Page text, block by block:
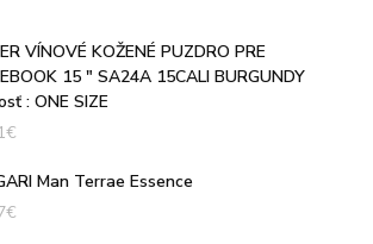
VÍNOVÉ KOŽENÉ PUZDRO PRE
15 " SA24A 15CALI BURGUNDY
: ONE SIZE
€
Man Terrae Essence
€